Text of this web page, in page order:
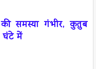
समस्या गंभीर, कुतुब
घंटे में